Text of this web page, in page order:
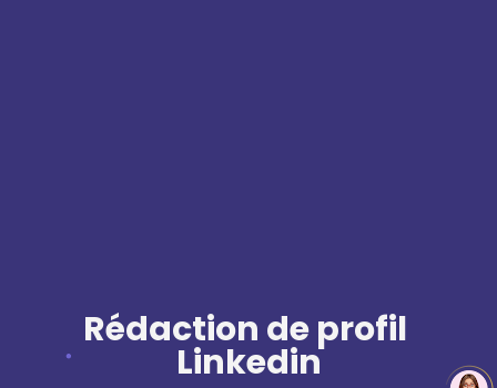
Rédaction de profil
Linkedin